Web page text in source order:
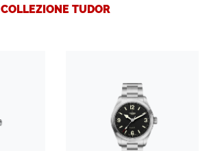
COLLEZIONE TUDOR